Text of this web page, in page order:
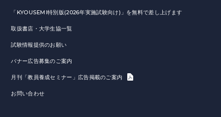
「KYOUSEMI特別版(2026年実施試験向け)」を無料で差し上げます
取扱書店・大学生協一覧
試験情報提供のお願い
バナー広告募集のご案内
月刊「教員養成セミナー」広告掲載のご案内
お問い合わせ